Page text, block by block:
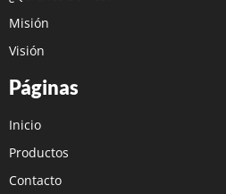
Misión
Visión
Páginas
Inicio
Productos
Contacto